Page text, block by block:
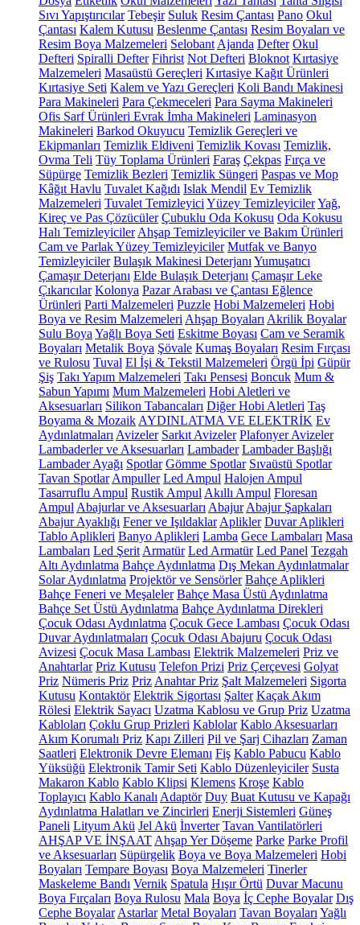
Sıvı Yapıştırıcılar Tebeşir Suluk Resim Çantası Pano Okul
Çantası Kalem Kutusu Beslenme Çantası Resim Boyaları ve
Resim Boya Malzemeleri Selobant Ajanda Defter Okul
Defteri Spiralli Defter Fihrist Not Defteri Bloknot Kırtasiye
Malzemeleri Masaüstü Gereçleri Kırtasiye Kağıt Ürünleri
Kırtasiye Seti Kalem ve Yazı Gereçleri Koli Bandı Makinesi
Para Makineleri Para Çekmeceleri Para Sayma Makineleri
Ofis Sarf Ürünleri Evrak İmha Makineleri Laminasyon
Makineleri Barkod Okuyucu Temizlik Gereçleri ve
Ekipmanları Temizlik Eldiveni Temizlik Kovası Temizlik,
Ovma Teli Tüy Toplama Ürünleri Faraş Çekpas Fırça ve
Süpürge Temizlik Bezleri Temizlik Süngeri Paspas ve Mop
Kâğıt Havlu Tuvalet Kağıdı Islak Mendil Ev Temizlik
Malzemeleri Tuvalet Temizleyici Yüzey TemizleyicilerYağ,
Kireç ve Pas Çözücüler Çubuklu Oda Kokusu Oda Kokusu
Halı Temizleyiciler Ahşap Temizleyiciler ve Bakım Ürünleri
Cam ve Parlak Yüzey Temizleyiciler Mutfak ve Banyo
Temizleyiciler Bulaşık Makinesi Deterjanı Yumuşatıcı
Çamaşır Deterjanı Elde Bulaşık Deterjanı Çamaşır Leke
Çıkarıcılar Kolonya Pazar Arabası ve Çantası Eğlence
Ürünleri Parti Malzemeleri Puzzle Hobi Malzemeleri Hobi
Boya ve Resim Malzemeleri Ahşap Boyaları Akrilik Boyalar
Sulu Boya Yağlı Boya Seti Eskitme Boyası Cam ve Seramik
Boyaları Metalik Boya Şövale Kumaş Boyaları Resim Fırçası
ve Rulosu Tuval El İşi & Tekstil Malzemeleri Örgü İpi Güpür
Şiş Takı Yapım Malzemeleri Takı Pensesi Boncuk Mum &
Sabun Yapımı Mum Malzemeleri Hobi Aletleri ve
Aksesuarları Silikon Tabancaları Diğer Hobi Aletleri Taş
Boyama & Mozaik AYDINLATMA VE ELEKTRİK Ev
Aydınlatmaları Avizeler Sarkıt Avizeler Plafonyer Avizeler
Lambaderler ve Aksesuarları Lambader Lambader Başlığı
Lambader Ayağı Spotlar Gömme Spotlar Sıvaüstü Spotlar
Tavan Spotlar Ampuller Led Ampul Halojen Ampul
Tasarruflu Ampul Rustik Ampul Akıllı Ampul Floresan
Ampul Abajurlar ve Aksesuarları Abajur Abajur Şapkaları
Abajur Ayaklığı Fener ve Işıldaklar Aplikler Duvar Aplikleri
Tablo Aplikleri Banyo Aplikleri Lamba Gece Lambaları Masa
Lambaları Led Şerit Armatür Led Armatür Led Panel Tezgah
Altı Aydınlatma Bahçe Aydınlatma Dış Mekan Aydınlatmalar
Solar Aydınlatma Projektör ve Sensörler Bahçe Aplikleri
Bahçe Feneri ve Meşaleler Bahçe Masa Üstü Aydınlatma
Bahçe Set Üstü Aydınlatma Bahçe Aydınlatma Direkleri
Çocuk Odası Aydınlatma Çocuk Gece Lambası Çocuk Odası
Duvar Aydınlatmaları Çocuk Odası Abajuru Çocuk Odası
Avizesi Çocuk Masa Lambası Elektrik Malzemeleri Priz ve
Anahtarlar Priz Kutusu Telefon Prizi Priz Çerçevesi Golyat
Priz Nümeris Priz Priz Anahtar Priz Şalt Malzemeleri Sigorta
Kutusu Kontaktör Elektrik Sigortası Şalter Kaçak Akım
Rölesi Elektrik Sayacı Uzatma Kablosu ve Grup Priz Uzatma
Kabloları Çoklu Grup Prizleri Kablolar Kablo Aksesuarları
Akım Korumalı Priz Kapı Zilleri Pil ve Şarj Cihazları Zaman
Saatleri Elektronik Devre Elemanı Fiş Kablo Pabucu Kablo
Yüksüğü Elektronik Tamir Seti Kablo Düzenleyiciler Susta
Makaron Kablo Kablo Klipsi Klemens Kroşe Kablo
Toplayıcı Kablo Kanalı Adaptör Duy Buat Kutusu ve Kapağı
Aydınlatma Halatları ve Zincirleri Enerji Sistemleri Güneş
Paneli Lityum Akü Jel Akü İnverter Tavan Vantilatörleri
AHŞAP VE İNŞAAT Ahşap Yer Döşeme Parke Parke Profil
ve Aksesuarları Süpürgelik Boya ve Boya Malzemeleri Hobi
Boyaları Tempare Boyası Boya Malzemeleri Tinerler
Maskeleme Bandı Vernik Spatula Hışır Örtü Duvar Macunu
Boya Fırçaları Boya Rulosu Mala Boya İç Cephe Boyalar Dış
Cephe Boyalar Astarlar Metal Boyaları Tavan Boyaları Yağlı